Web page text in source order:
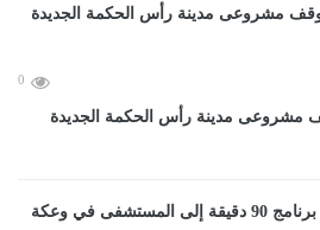
0
مشروعى مدينة رأس الحكمة الجديدة